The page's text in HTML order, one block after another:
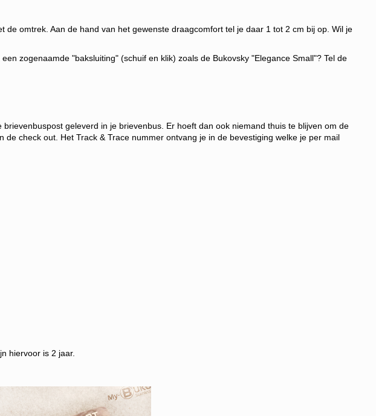
omtrek. Aan de hand van het gewenste draagcomfort tel je daar 1 tot 2 cm bij op. Wil je
een zogenaamde "baksluiting" (schuif en klik) zoals de Bukovsky "Elegance Small"? Tel de
geleverd in je brievenbus. Er hoeft dan ook niemand thuis te blijven om de
de check out. Het Track & Trace nummer ontvang je in de bevestiging welke je per mail
hiervoor is 2 jaar.